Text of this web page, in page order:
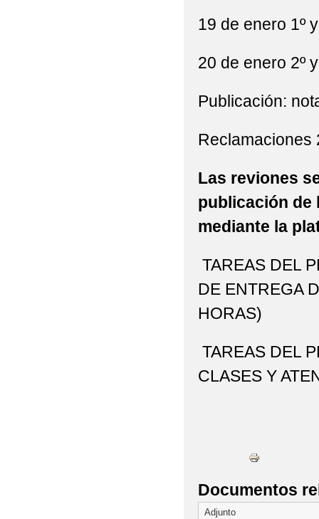
19 de enero 1º
20 de enero 2º
Publicación:
Reclamaciones
Las reviones
publicación de
mediante la
TAREAS DEL
DE ENTREGA
HORAS)
TAREAS DEL
CLASES Y
Documentos
Adjunto